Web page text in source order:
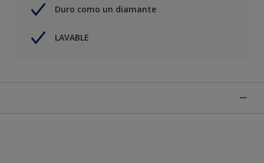
Duro como un diamante
LAVABLE